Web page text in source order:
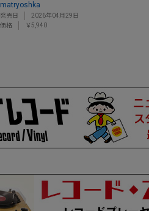
matryoshka
発売日
2026年04月29日
価格
￥5,940